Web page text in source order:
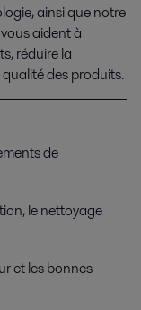
ainsi que notre
aident à
réduire la
des produits.
de
le nettoyage
et les bonnes